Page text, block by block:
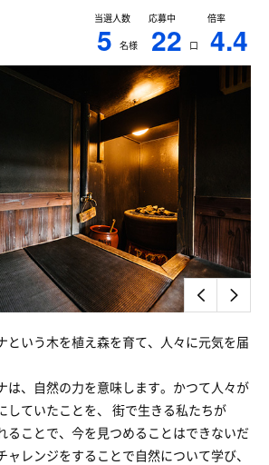
当選人数
5 名様
応募中
22 口
倍率
4.4
という木を植え森を育て、人々に元気を届
は、自然の力を意味します。かつて人々が
していたことを、 街で生きる私たちが
ることで、今を見つめることはできないだ
レンジをすることで自然について学び、